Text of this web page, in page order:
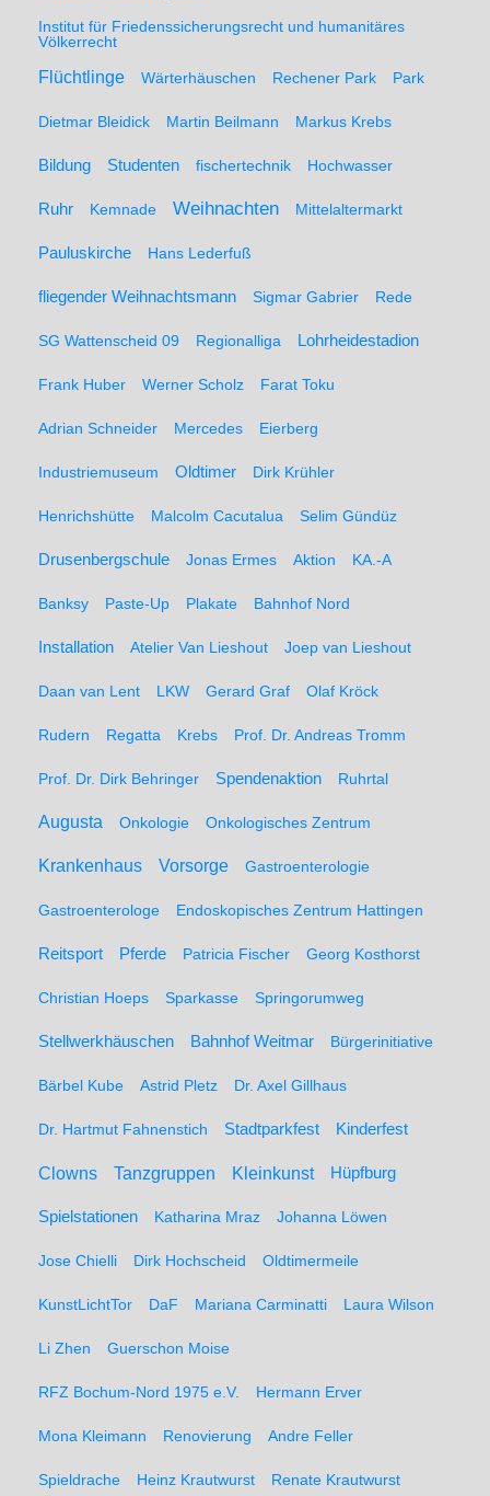
Institut für Friedenssicherungsrecht und humanitäres
Völkerrecht
Flüchtlinge Wärterhäuschen Rechener Park Park
Dietmar Bleidick Martin Beilmann Markus Krebs
Bildung Studenten fischertechnik Hochwasser
Ruhr Kemnade Weihnachten Mittelaltermarkt
Pauluskirche Hans Lederfuß
fliegender Weihnachtsmann Sigmar Gabrier Rede
SG Wattenscheid 09 Regionalliga Lohrheidestadion
Frank Huber Werner Scholz Farat Toku
Adrian Schneider Mercedes Eierberg
Industriemuseum Oldtimer Dirk Krühler
Henrichshütte Malcolm Cacutalua Selim Gündüz
Drusenbergschule Jonas Ermes Aktion KA.-A
Banksy Paste-Up Plakate Bahnhof Nord
Installation Atelier Van Lieshout Joep van Lieshout
Daan van Lent LKW Gerard Graf Olaf Kröck
Rudern Regatta Krebs Prof. Dr. Andreas Tromm
Prof. Dr. Dirk Behringer Spendenaktion Ruhrtal
Augusta Onkologie Onkologisches Zentrum
Krankenhaus Vorsorge Gastroenterologie
Gastroenterologe Endoskopisches Zentrum Hattingen
Reitsport Pferde Patricia Fischer Georg Kosthorst
Christian Hoeps Sparkasse Springorumweg
Stellwerkhäuschen Bahnhof Weitmar Bürgerinitiative
Bärbel Kube Astrid Pletz Dr. Axel Gillhaus
Dr. Hartmut Fahnenstich Stadtparkfest Kinderfest
Clowns Tanzgruppen Kleinkunst Hüpfburg
Spielstationen Katharina Mraz Johanna Löwen
Jose Chielli Dirk Hochscheid Oldtimermeile
KunstLichtTor DaF Mariana Carminatti Laura Wilson
Li Zhen Guerschon Moise
RFZ Bochum-Nord 1975 e.V. Hermann Erver
Mona Kleimann Renovierung Andre Feller
Spieldrache Heinz Krautwurst Renate Krautwurst